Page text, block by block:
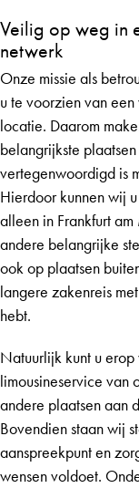
Veilig op weg in
netwerk
Onze missie als
u te voorzien van
locatie. Daarom
belangrijkste
vertegenwoordigd is
Hierdoor kunnen wij
alleen in Frankfurt
andere belangrijke
ook op plaatsen
langere zakenreis
hebt.
Natuurlijk kunt u
limousineservice van
andere plaatsen aan
Bovendien staan wij
aanspreekpunt en
wensen voldoet.